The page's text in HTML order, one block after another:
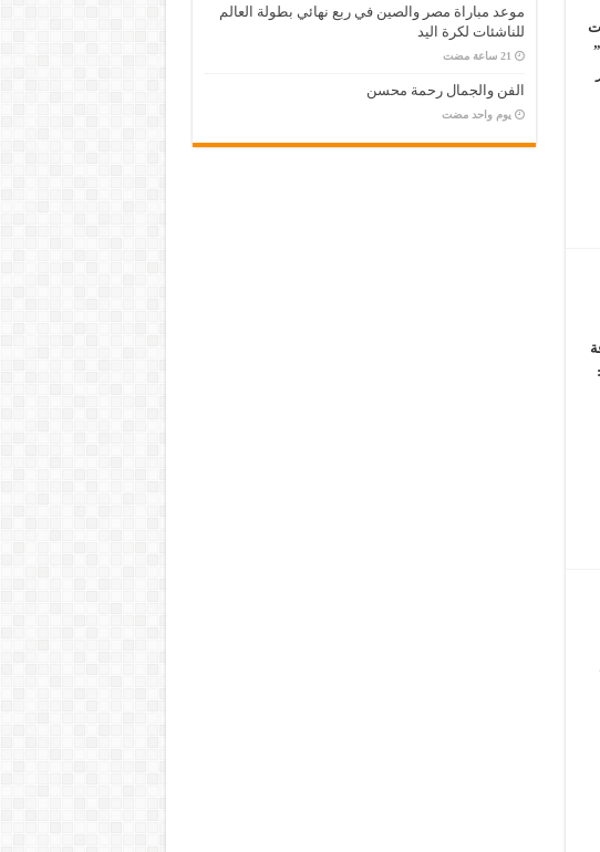
موعد مباراة مصر والصين في ربع نهائي بطولة العالم
للناشئات لكرة اليد
الفن والجمال رحمة محسن
‏يوم واحد مضت